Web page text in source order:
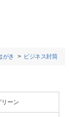
がき ビジネス封筒
ーン